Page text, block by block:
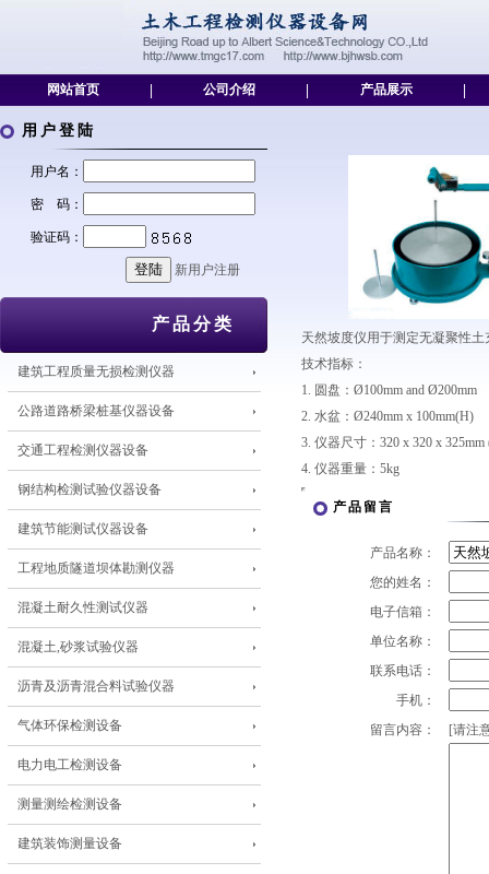
网站首页 公司介绍 产品展示
用户登陆
用户名：
密 码：
验证码：
新用户注册
产品分类
建筑工程质量无损检测仪器
公路道路桥梁桩基仪器设备
交通工程检测仪器设备
钢结构检测试验仪器设备
建筑节能测试仪器设备
工程地质隧道坝体勘测仪器
混凝土耐久性测试仪器
混凝土,砂浆试验仪器
沥青及沥青混合料试验仪器
气体环保检测设备
电力电工检测设备
测量测绘检测设备
建筑装饰测量设备
天然坡度仪用于测定无凝聚性
技术指标：
1. 圆盘：Ø100mm and Ø200mm
2. 水盆：Ø240mm x 100mm(H)
3. 仪器尺寸：320 x 320 x
4. 仪器重量：5kg
产品留言
产品名称：
您的姓名：
电子信箱：
单位名称：
联系电话：
手机：
留言内容：
[请注